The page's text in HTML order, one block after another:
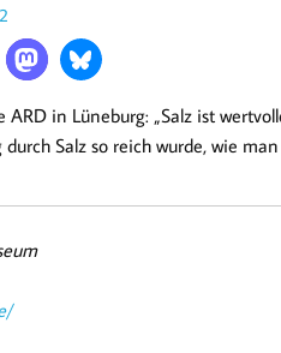
in Lüneburg: „Salz ist
Salz so reich wurde, wie